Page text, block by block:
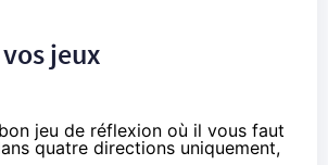
jeux
jeu de réflexion où il vous faut
quatre directions uniquement,